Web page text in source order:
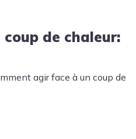
de chaleur:
agir face à un coup de